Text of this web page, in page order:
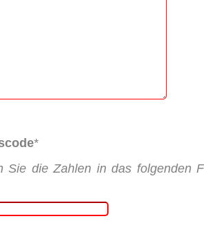
*
Sie die Zahlen in das folgenden